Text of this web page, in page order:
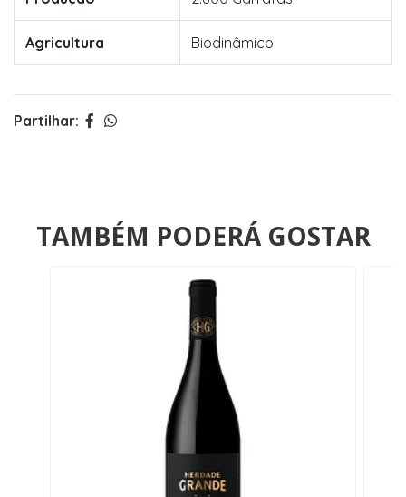
Agricultura Biodinâmico
Partilhar:
TAMBÉM PODERÁ GOSTAR